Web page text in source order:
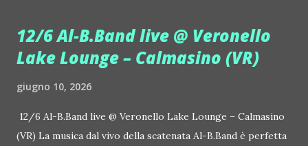
tra Giulia Regain e Dhany, già insieme in precedenti
produzioni come "My Memories" (Universal) e "We Are
connessione universale: un invito a riscoprire la nostra
natura di starseed, figli delle stelle, capaci di portare luce,
creatività ed empatia nel mondo. Con "STARS" Giulia Regain
12/6 Al-B.Band live @ Veronello
Lake Lounge – Calmasino (VR)
giugno 10, 2026
12/6 Al-B.Band live @ Veronello Lake Lounge – Calmasino
(VR) La musica dal vivo della scatenata Al-B.Band è perfetta